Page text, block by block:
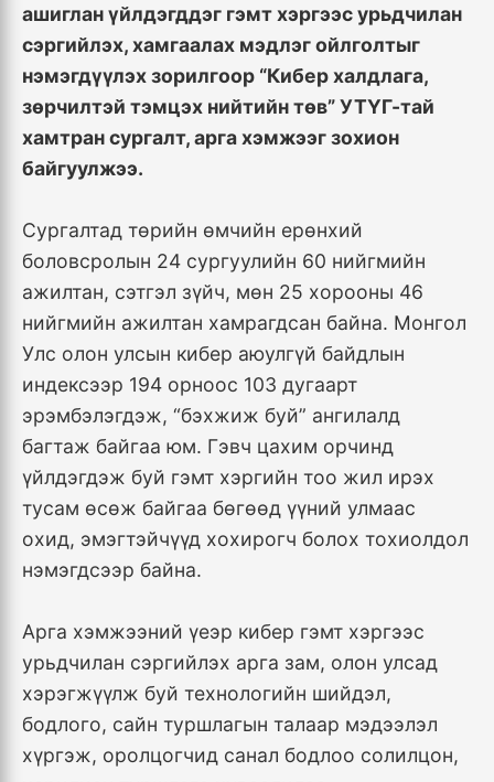
ашиглан үйлдэгддэг гэмт хэргээс урьдчилан
сэргийлэх, хамгаалах мэдлэг ойлголтыг
нэмэгдүүлэх зорилгоор “Кибер халдлага,
зөрчилтэй тэмцэх нийтийн төв” УТҮГ-тай
хамтран сургалт, арга хэмжээг зохион
байгуулжээ.
Сургалтад төрийн өмчийн ерөнхий
боловсролын 24 сургуулийн 60 нийгмийн
ажилтан, сэтгэл зүйч, мөн 25 хорооны 46
нийгмийн ажилтан хамрагдсан байна. Монгол
Улс олон улсын кибер аюулгүй байдлын
индексээр 194 орноос 103 дугаарт
эрэмбэлэгдэж, “бэхжиж буй” ангилалд
багтаж байгаа юм. Гэвч цахим орчинд
үйлдэгдэж буй гэмт хэргийн тоо жил ирэх
тусам өсөж байгаа бөгөөд үүний улмаас
охид, эмэгтэйчүүд хохирогч болох тохиолдол
нэмэгдсээр байна.
Арга хэмжээний үеэр кибер гэмт хэргээс
урьдчилан сэргийлэх арга зам, олон улсад
хэрэгжүүлж буй технологийн шийдэл,
бодлого, сайн туршлагын талаар мэдээлэл
хүргэж, оролцогчид санал бодлоо солилцон,